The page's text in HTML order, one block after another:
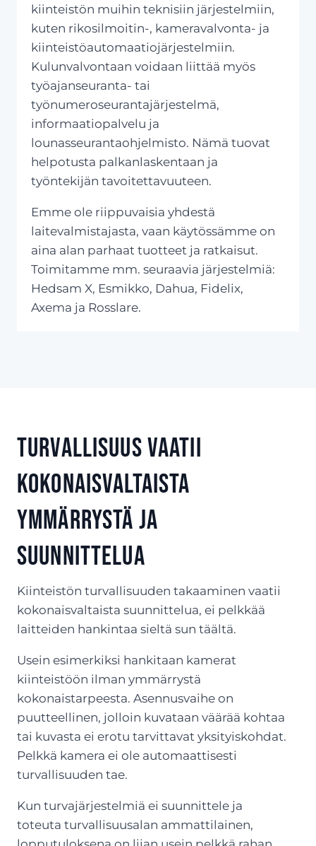
kiinteistön muihin teknisiin järjestelmiin,
kuten rikosilmoitin-, kameravalvonta- ja
kiinteistöautomaatiojärjestelmiin.
Kulunvalvontaan voidaan liittää myös
työajanseuranta- tai
työnumeroseurantajärjestelmä,
informaatiopalvelu ja
lounasseurantaohjelmisto. Nämä tuovat
helpotusta palkanlaskentaan ja
työntekijän tavoitettavuuteen.
Emme ole riippuvaisia yhdestä
laitevalmistajasta, vaan käytössämme on
aina alan parhaat tuotteet ja ratkaisut.
Toimitamme mm. seuraavia järjestelmiä:
Hedsam X, Esmikko, Dahua, Fidelix,
Axema ja Rosslare.
Turvallisuus vaatii
kokonaisvaltaista
ymmärrystä ja
suunnittelua
Kiinteistön turvallisuuden takaaminen vaatii
kokonaisvaltaista suunnittelua, ei pelkkää
laitteiden hankintaa sieltä sun täältä.
Usein esimerkiksi hankitaan kamerat
kiinteistöön ilman ymmärrystä
kokonaistarpeesta. Asennusvaihe on
puutteellinen, jolloin kuvataan väärää kohtaa
tai kuvasta ei erotu tarvittavat yksityiskohdat.
Pelkkä kamera ei ole automaattisesti
turvallisuuden tae.
Kun turvajärjestelmiä ei suunnittele ja
toteuta turvallisuusalan ammattilainen,